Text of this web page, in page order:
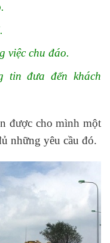
việc chu đáo.
tin đưa đến khách
được cho mình một
những yêu cầu đó.